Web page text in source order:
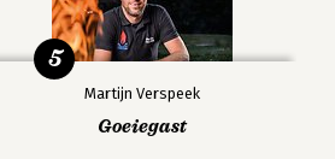
Martijn Verspeek
Goeiegast
5